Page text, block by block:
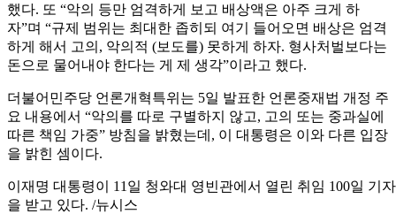
했다. 또 “악의 등만 엄격하게 보고 배상액은 아주 크게 하
자”며 “규제 범위는 최대한 좁히되 여기 들어오면 배상은 엄격
하게 해서 고의, 악의적 (보도를) 못하게 하자. 형사처벌보다는
돈으로 물어내야 한다는 게 제 생각”이라고 했다.
더불어민주당 언론개혁특위는 5일 발표한 언론중재법 개정 주
요 내용에서 “악의를 따로 구별하지 않고, 고의 또는 중과실에
따른 책임 가중” 방침을 밝혔는데, 이 대통령은 이와 다른 입장
을 밝힌 셈이다.
이재명 대통령이 11일 청와대 영빈관에서 열린 취임 100일 기
을 받고 있다. /뉴시스